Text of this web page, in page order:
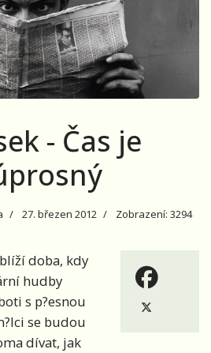
- Čas je
27. březen 2012
Zobrazení: 3294
doba, kdy
hudby
s p?esnou
se budou
dívat, jak